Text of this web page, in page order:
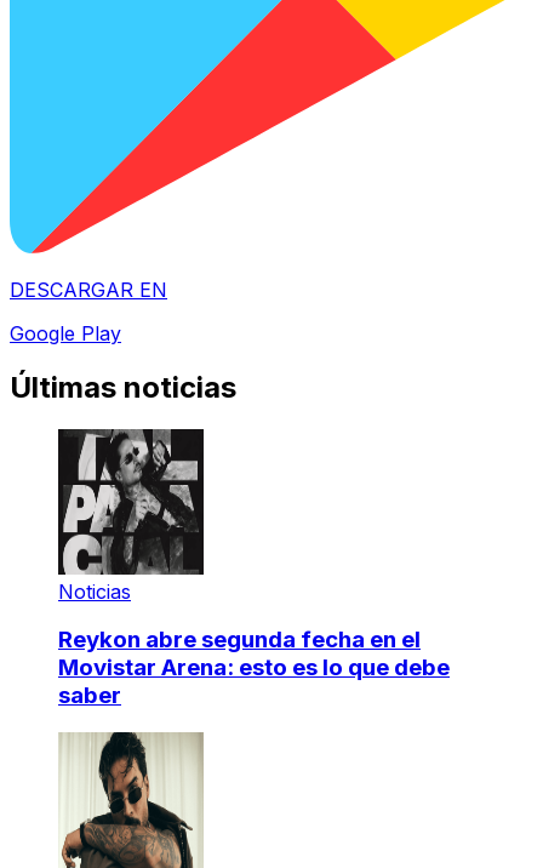
DESCARGAR EN
Google Play
Últimas noticias
Noticias
Reykon abre segunda fecha en el
Movistar Arena: esto es lo que debe
saber